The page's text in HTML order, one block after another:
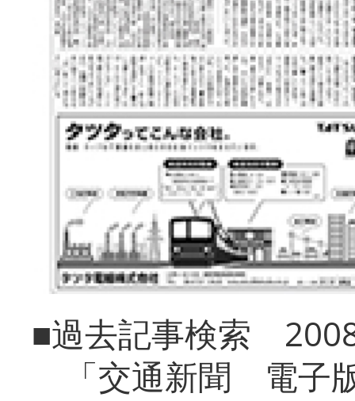
■過去記事検索
「交通新聞 電子